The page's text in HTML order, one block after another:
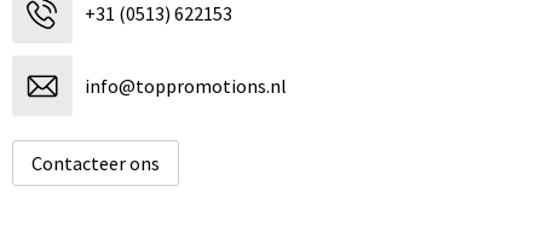
+31 (0513) 622153
info@toppromotions.nl
Contacteer ons